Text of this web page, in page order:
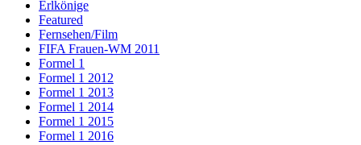
Erlkönige
Featured
Fernsehen/Film
FIFA Frauen-WM 2011
Formel 1
Formel 1 2012
Formel 1 2013
Formel 1 2014
Formel 1 2015
Formel 1 2016